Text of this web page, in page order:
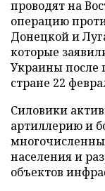
проводят на
операцию
Донецкой и
которые
Украины после
стране 22
Силовики
артиллерию и
населения и
объектов